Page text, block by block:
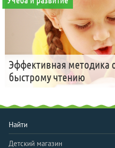
Эффективная методика
быстрому чтению
Найти
Детский магазин